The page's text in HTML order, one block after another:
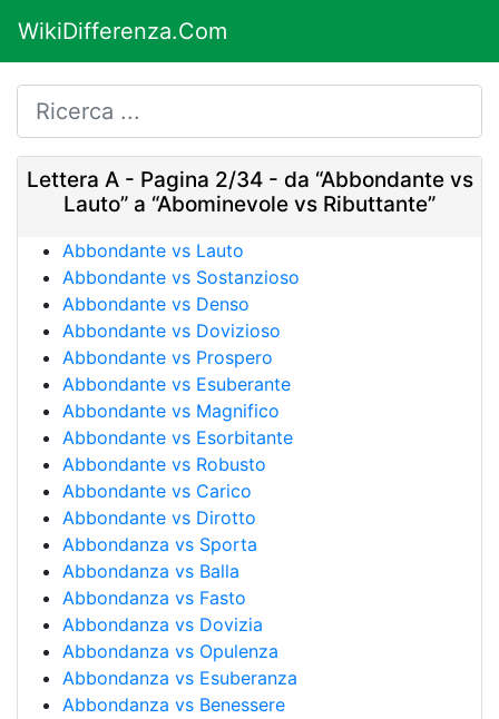
WikiDifferenza.Com
Lettera A - Pagina 2/34 - da “Abbondante vs
Lauto” a “Abominevole vs Ributtante”
Abbondante vs Lauto
Abbondante vs Sostanzioso
Abbondante vs Denso
Abbondante vs Dovizioso
Abbondante vs Prospero
Abbondante vs Esuberante
Abbondante vs Magnifico
Abbondante vs Esorbitante
Abbondante vs Robusto
Abbondante vs Carico
Abbondante vs Dirotto
Abbondanza vs Sporta
Abbondanza vs Balla
Abbondanza vs Fasto
Abbondanza vs Dovizia
Abbondanza vs Opulenza
Abbondanza vs Esuberanza
Abbondanza vs Benessere